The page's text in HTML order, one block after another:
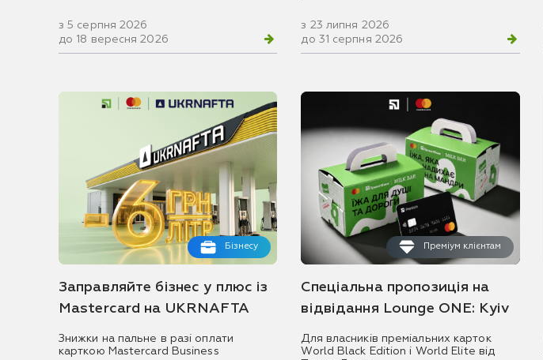
з 5 серпня 2026
до 18 вересня 2026
з 23 липня 2026
до 31 серпня 2026
Бізнесу
Заправляйте бізнес у плюс із
Mastercard на UKRNAFTA
Знижки на пальне в разі оплати
карткою Mastercard Business
Преміум клієнтам
Спеціальна пропозиція на
відвідання Lounge ONE: Kyiv
Для власників преміальних карток
World Black Edition і World Elite від